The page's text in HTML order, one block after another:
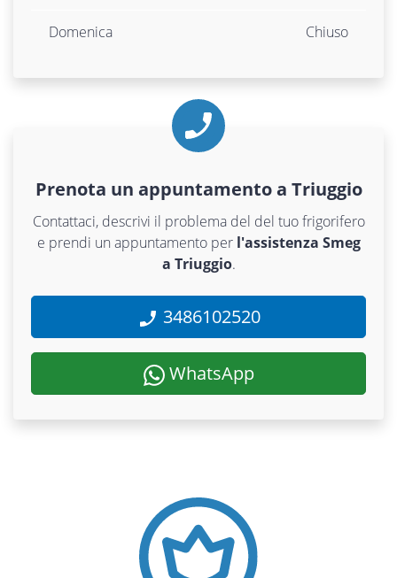
Domenica Chiuso
Prenota un appuntamento a Triuggio
Contattaci, descrivi il problema del del tuo frigorifero
e prendi un appuntamento per l'assistenza Smeg
a Triuggio.
3486102520
WhatsApp